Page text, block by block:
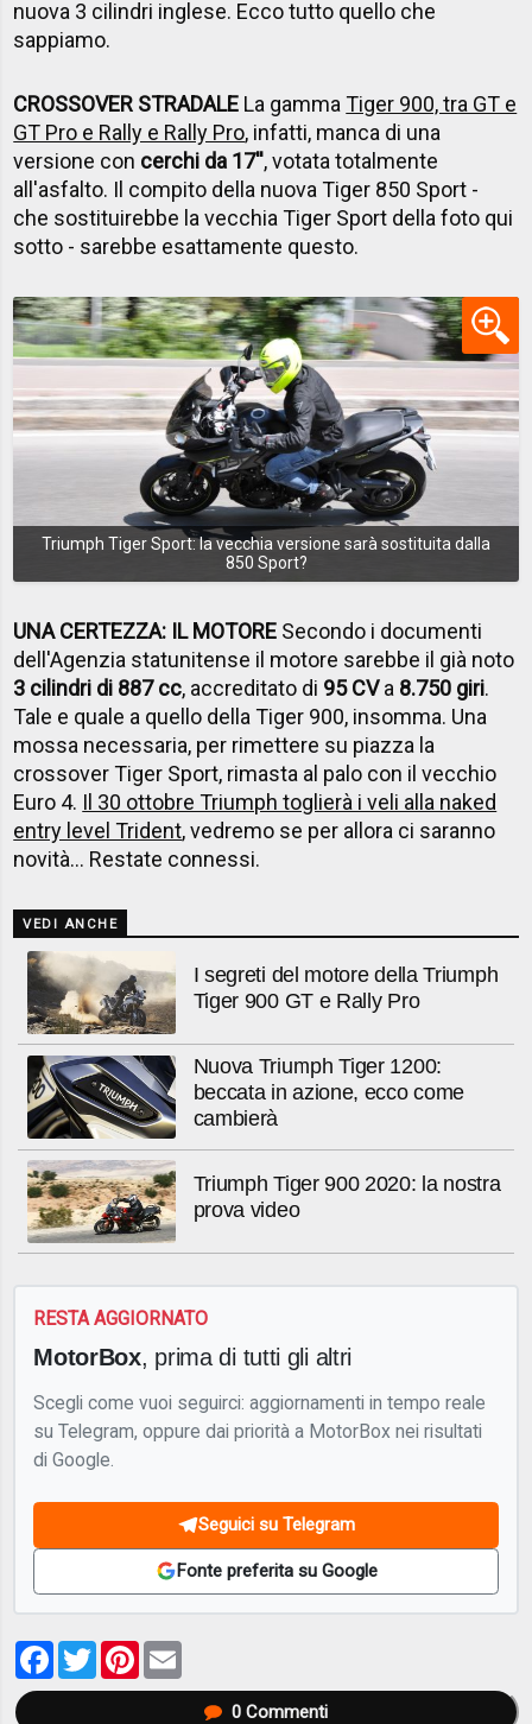
nuova 3 cilindri inglese. Ecco tutto quello che
sappiamo.
CROSSOVER STRADALE La gammaTiger 900, tra GT e
GT Pro e Rally e Rally Pro, infatti, manca di una
versione con cerchi da 17'', votata totalmente
all'asfalto. Il compito della nuova Tiger 850 Sport -
che sostituirebbe la vecchia Tiger Sport della foto qui
sotto - sarebbe esattamente questo.
Triumph Tiger Sport: la vecchia versione sarà sostituita dalla
850 Sport?
UNA CERTEZZA: IL MOTORE Secondo i documenti
dell'Agenzia statunitense il motore sarebbe il già noto
3 cilindri di 887 cc, accreditato di 95 CVa 8.750 giri.
Tale e quale a quello della Tiger 900, insomma. Una
mossa necessaria, per rimettere su piazza la
crossover Tiger Sport, rimasta al palo con il vecchio
Euro 4. Il 30 ottobre Triumph toglierà i veli alla naked
entry level Trident, vedremo se per allora ci saranno
novità... Restate connessi.
VEDI ANCHE
I segreti del motore della Triumph
Tiger 900 GT e Rally Pro
Nuova Triumph Tiger 1200:
beccata in azione, ecco come
cambierà
Triumph Tiger 900 2020: la nostra
prova video
RESTA AGGIORNATO
MotorBox, prima di tutti gli altri
Scegli come vuoi seguirci: aggiornamenti in tempo reale
su Telegram, oppure dai priorità a MotorBox nei risultati
di Google.
Seguici su Telegram
Fonte preferita su Google
Facebook
TwitterPinterest
0Commenti